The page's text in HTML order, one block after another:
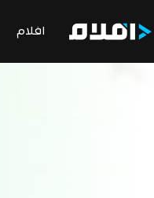
افلام